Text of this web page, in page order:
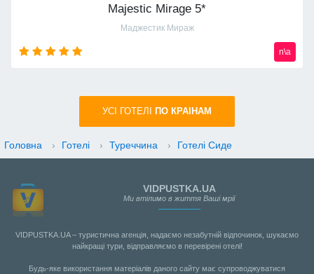
Majestic Mirage 5*
Маджестик Мираж
n\a
УСI ГОТЕЛІ ПО КРАIНАМ
Головна › Готелі › Туреччина › Готелі Сиде
VIDPUSTKA.UA
Ми втілимо в життя Ваші мрії
VIDPUSTKA.UA – туристична агенція, надаємо незабутній відпочинок, шукаємо
найкращі тури, відправляємо в перевірені отелі!
Будь-яке використання матеріалів даного сайту має супроводжуватися